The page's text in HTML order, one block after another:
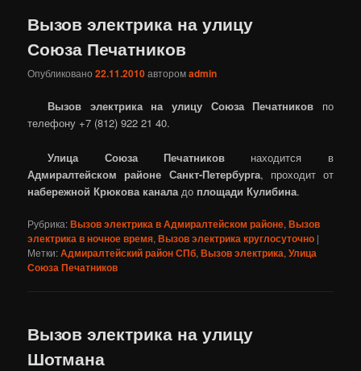
Вызов электрика на улицу
Союза Печатников
Опубликовано22.11.2010авторомadmin
Вызов электрика на улицу Союза Печатников по
телефону +7 (812) 922 21 40.
Улица Союза Печатников находится в
Адмиралтейском районе Санкт-Петербурга, проходит от
набережной Крюкова канала до площади Кулибина.
Рубрика:Вызов электрика в Адмиралтейском районе,Вызов
электрика в ночное время,Вызов электрика круглосуточно |
Метки:Адмиралтейский район СПб,Вызов электрика,Улица
Союза Печатников
Вызов электрика на улицу
Шотмана